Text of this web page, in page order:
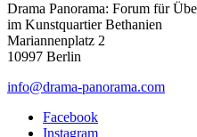
Drama Panorama: Forum für
im Kunstquartier Bethanien
Mariannenplatz 2
10997 Berlin
info@drama-panorama.com
Facebook
Instagram